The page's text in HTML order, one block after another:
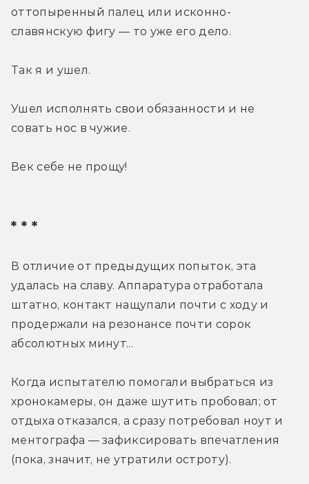
оттопыренный палец или исконно-
славянскую фигу — то уже его дело.
Так я и ушел.
Ушел исполнять свои обязанности и не
совать нос в чужие.
Век себе не прощу!
* * *
В отличие от предыдущих попыток, эта
удалась на славу. Аппаратура отработала
штатно, контакт нащупали почти с ходу и
продержали на резонансе почти сорок
абсолютных минут...
Когда испытателю помогали выбраться из
хронокамеры, он даже шутить пробовал; от
отдыха отказался, а сразу потребовал ноут и
ментографа — зафиксировать впечатления
(пока, значит, не утратили остроту).